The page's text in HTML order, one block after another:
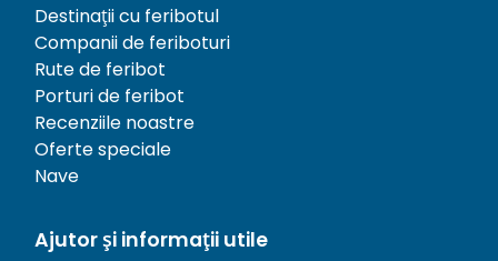
Destinații cu feribotul
Companii de feriboturi
Rute de feribot
Porturi de feribot
Recenziile noastre
Oferte speciale
Nave
Ajutor și informații utile